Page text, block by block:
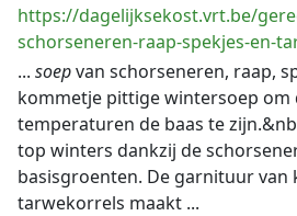
https://dagelijksekost.vrt.be/
schorseneren-raap-spekjes-en-
... soepvan schorseneren, raap,
kommetje pittige wintersoep om
temperaturen de baas te
top winters dankzij de
basisgroenten. De garnituur van
tarwekorrels maakt ...